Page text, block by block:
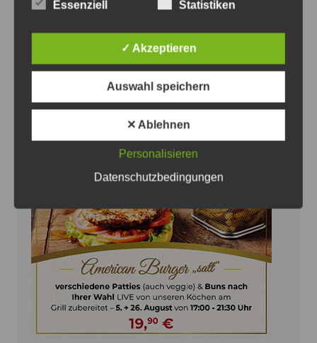
JPH
Versuchter Wohnungseinbruch in Ilten
Essenziell Statistiken
✓ Akzeptieren
Auswahl speichern
✕ Ablehnen
Personalisieren
Datenschutzbedingungen